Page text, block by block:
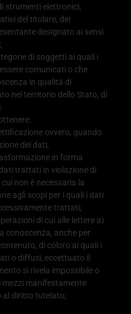
strumenti elettronici;
del titolare, dei
designato ai sensi
di soggetti ai quali i
comunicati o che
in qualità di
nel territorio dello Stato, di
ovvero, quando
dei dati;
in forma
trattati in violazione di
non è necessaria la
agli scopi per i quali i dati
trattati;
di cui alle lettere a)
conoscenza, anche per
di coloro ai quali i
o diffusi, eccettuato il
si rivela impossibile o
manifestamente
al diritto tutelato;